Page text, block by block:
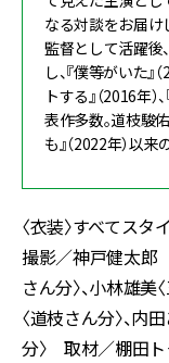
なる対談をお届け
監督として活躍後
し、『僕等がいた
トする』（2016年
表作多数。道枝駿
も』（2022年）以
〈衣装〉すべてス
撮影／神戸健太郎
さん分〉、小林雄
〈道枝さん分〉、内
分〉 取材／棚田